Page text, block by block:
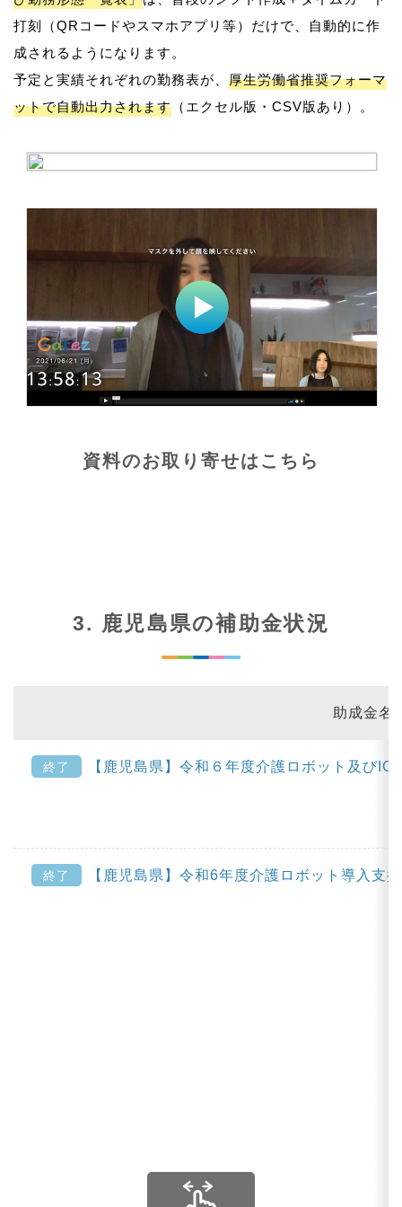
打刻（QRコードやスマホアプリ等）だけで、自動的に作
成されるようになります。
予定と実績それぞれの勤務表が、 厚生労働省推奨フォーマ
ットで自動出力されます （エクセル版・CSV版あり）。
資料のお取り寄せはこちら
3. 鹿児島県の補助金状況
助成金名
終了 【鹿児島県】令和６年度介護ロボット及び
終了 【鹿児島県】令和6年度介護ロボット導入支